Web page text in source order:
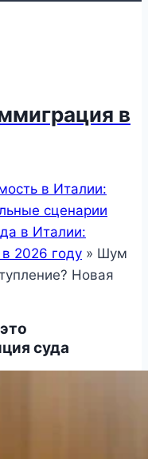
в
в Италии:
сценарии
в Италии:
в 2026 году » Шум
Новая
суда